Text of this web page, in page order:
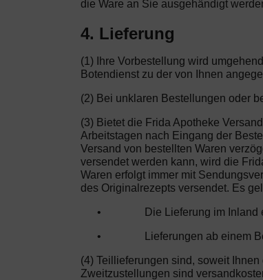
die Ware an Sie ausgehändigt
4. Lieferung
(1) Ihre Vorbestellung wird
Botendienst zu der von Ihnen
(2) Bei unklaren Bestellungen oder
(3) Bietet die Frida Apotheke
Arbeitstagen nach Eingang der
Versand von bestellten Waren
versendet werden kann, wird die
Waren erfolgt immer mit
des Originalrezepts versendet. Es
• Die Lieferung im Inland
• Lieferungen ab einem
(4) Teillieferungen sind, soweit
Zweitzustellungen sind